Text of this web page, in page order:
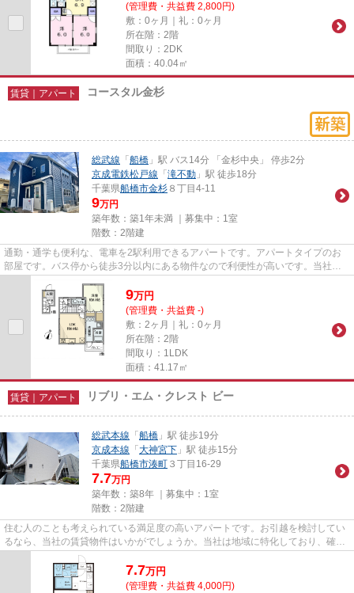
(管理費・共益費 2,800円)
敷：0ヶ月｜礼：0ヶ月
所在階：2階
間取り：2DK
面積：40.04㎡
賃貸｜アパート コースタル金杉
総武線 「 船橋 」駅 バス14分 「金杉中央」 停歩2分
京成電鉄松戸線 「 滝不動 」駅 徒歩18分
千葉県船橋市金杉 ８丁目4-11
9万円
築年数：築1年未満 ｜募集中： 1室
階数：2階建
通勤・通学も便利な、電車を2駅利用できるアパートです。アパートタイプのお
部屋です。バス停から徒歩3分以内にある物件なので利便性が高いです。当社に
9万円
(管理費・共益費 -)
敷：2ヶ月｜礼：0ヶ月
所在階：2階
間取り：1LDK
面積：41.17㎡
賃貸｜アパート リブリ・エム・クレスト ビー
総武本線 「 船橋 」駅 徒歩19分
京成本線 「 大神宮下 」駅 徒歩15分
千葉県船橋市湊町 ３丁目16-29
7.7万円
築年数：築8年 ｜募集中： 1室
階数：2階建
住む人のことも考えられている満足度の高いアパートです。お引越を検討してい
るなら、当社の賃貸物件はいかがでしょうか。当社は地域に特化しており、確か
な物件情報を取り扱っている...
7.7万円
(管理費・共益費 4,000円)